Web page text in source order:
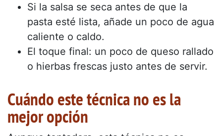
Si la salsa se seca antes de que la
pasta esté lista, añade un poco de agua
caliente o caldo.
El toque final: un poco de queso rallado
o hierbas frescas justo antes de servir.
Cuándo este técnica no es la
mejor opción